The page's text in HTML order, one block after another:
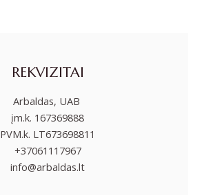
REKVIZITAI
Arbaldas, UAB
įm.k. 167369888
PVM.k. LT673698811
+37061117967
info@arbaldas.lt